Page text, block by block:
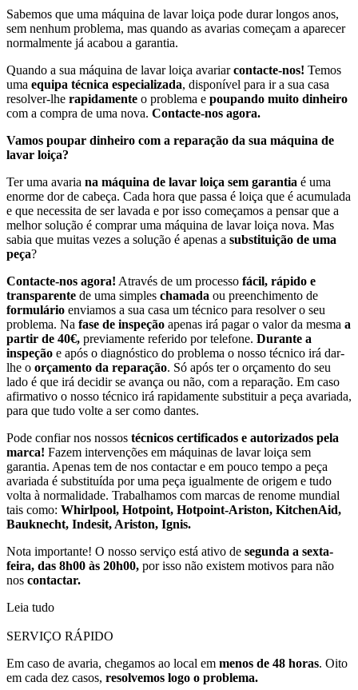
Sabemos que uma máquina de lavar loiça pode durar longos anos,
sem nenhum problema, mas quando as avarias começam a aparecer
normalmente já acabou a garantia.
Quando a sua máquina de lavar loiça avariarcontacte-nos! Temos
uma equipa técnica especializada, disponível para ir a sua casa
resolver-lhe rapidamente o problema e poupando muito dinheiro
com a compra de uma nova. Contacte-nos agora.
Vamos poupar dinheiro com a reparação da sua máquina de
lavar loiça?
Ter uma avaria na máquina de lavar loiça sem garantia é uma
enorme dor de cabeça. Cada hora que passa é loiça que é acumulada
e que necessita de ser lavada e por isso começamos a pensar que a
melhor solução é comprar uma máquina de lavar loiça nova. Mas
sabia que muitas vezes a solução é apenas a substituição de uma
peça?
Contacte-nos agora! Através de um processo fácil, rápido e
transparente de uma simples chamada ou preenchimento de
formulário enviamos a sua casa um técnico para resolver o seu
problema. Na fase de inspeção apenas irá pagar o valor da mesma a
partir de 40€, previamente referido por telefone. Durante a
inspeção e após o diagnóstico do problema o nosso técnico irá dar-
lhe o orçamento da reparação. Só após ter o orçamento do seu
lado é que irá decidir se avança ou não, com a reparação. Em caso
afirmativo o nosso técnico irá rapidamente substituir a peça avariada,
para que tudo volte a ser como dantes.
Pode confiar nos nossos técnicos certificados e autorizados pela
marca! Fazem intervenções em máquinas de lavar loiça sem
garantia. Apenas tem de nos contactar e em pouco tempo a peça
avariada é substituída por uma peça igualmente de origem e tudo
volta à normalidade. Trabalhamos com marcas de renome mundial
tais como: Whirlpool, Hotpoint, Hotpoint-Ariston, KitchenAid,
Bauknecht, Indesit, Ariston, Ignis.
Nota importante! O nosso serviço está ativo de segunda a sexta-
feira, das 8h00 às 20h00, por isso não existem motivos para não
nos contactar.
Leia tudo
SERVIÇO RÁPIDO
Em caso de avaria, chegamos ao local em menos de 48 horas. Oito
em cada dez casos, resolvemos logo o problema.